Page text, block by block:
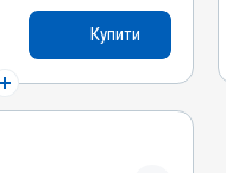
Сорбіт, Бетаїн
Собаки, Коти,
Купити